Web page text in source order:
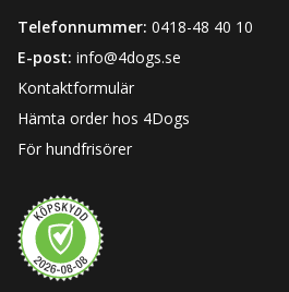
Telefonnummer: 0418-48 40 10
E-post: info@4dogs.se
Kontaktformulär
Hämta order hos 4Dogs
För hundfrisörer